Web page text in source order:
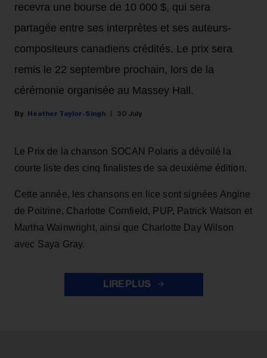
recevra une bourse de 10 000 $, qui sera
partagée entre ses interprètes et ses auteurs-
compositeurs canadiens crédités. Le prix sera
remis le 22 septembre prochain, lors de la
cérémonie organisée au Massey Hall.
Heather Taylor-Singh 30 July
Le Prix de la chanson SOCAN Polaris a dévoilé la
courte liste des cinq finalistes de sa deuxième édition.
Cette année, les chansons en lice sont signées Angine
de Poitrine, Charlotte Cornfield, PUP, Patrick Watson et
Martha Wainwright, ainsi que Charlotte Day Wilson
avec Saya Gray.
LIRE PLUS